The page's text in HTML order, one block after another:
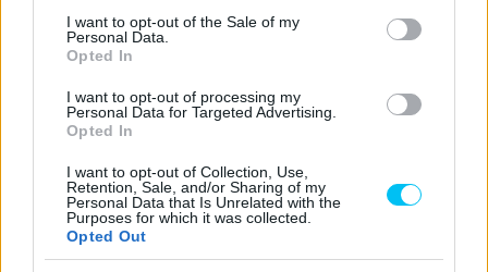
consent section.
I want to opt-out of the Sale of my
Personal Data.
Opted In
I want to opt-out of processing my
Personal Data for Targeted Advertising.
Opted In
I want to opt-out of Collection, Use,
Retention, Sale, and/or Sharing of my
Personal Data that Is Unrelated with the
Purposes for which it was collected.
Opted Out